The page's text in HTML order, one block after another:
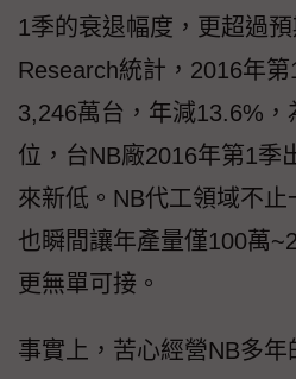
1季的衰退幅度，更超過
Research統計，2016年
3,246萬台，年減13.6%
位，台NB廠2016年第1季
來新低。NB代工領域不止
也瞬間讓年產量僅100萬
更無單可接。
事實上，苦心經營NB多